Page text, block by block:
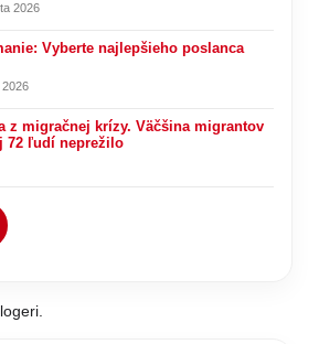
2026
Vyberte najlepšieho poslanca
2026
z migračnej krízy. Väčšina migrantov
72 ľudí neprežilo